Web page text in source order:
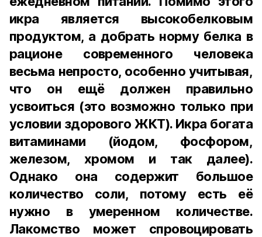
икра является высокобелковым
продуктом, а добрать норму белка в
рационе современного человека
весьма непросто, особенно учитывая,
что он ещё должен правильно
усвоиться (это возможно только при
условии здорового ЖКТ). Икра богата
витаминами (йодом, фосфором,
железом, хромом и так далее).
Однако она содержит большое
количество соли, потому есть её
нужно в умеренном количестве.
Лакомство может спровоцировать